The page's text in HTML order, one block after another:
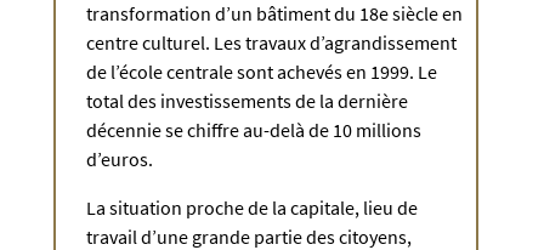
transformation d’un bâtiment du 18e siècle en
centre culturel. Les travaux d’agrandissement
de l’école centrale sont achevés en 1999. Le
total des investissements de la dernière
décennie se chiffre au-delà de 10 millions
d’euros.
La situation proche de la capitale, lieu de
travail d’une grande partie des citoyens,